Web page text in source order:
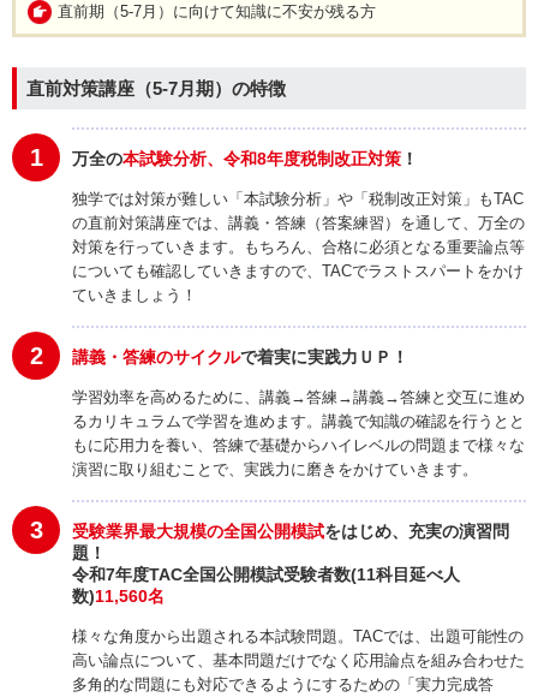
直前期（5-7月）に向けて知識に不安が残る方
直前対策講座（5-7月期）の特徴
1 万全の本試験分析、令和8年度税制改正対策 ！
独学では対策が難しい「本試験分析」や「税制改正対策」もTAC
の直前対策講座では、講義・答練（答案練習）を通して、万全の
対策を行っていきます。もちろん、合格に必須となる重要論点等
についても確認していきますので、TACでラストスパートをかけ
ていきましょう！
2 講義・答練のサイクルで着実に実践力ＵＰ！
学習効率を高めるために、講義→答練→講義→答練と交互に進め
るカリキュラムで学習を進めます。講義で知識の確認を行うとと
もに応用力を養い、答練で基礎からハイレベルの問題まで様々な
演習に取り組むことで、実践力に磨きをかけていきます。
3 受験業界最大規模の全国公開模試をはじめ、充実の演習問
題！
令和7年度TAC全国公開模試受験者数(11科目延べ人
数)11,560名
様々な角度から出題される本試験問題。TACでは、出題可能性の
高い論点について、基本問題だけでなく応用論点を組み合わせた
多角的な問題にも対応できるようにするための「実力完成答